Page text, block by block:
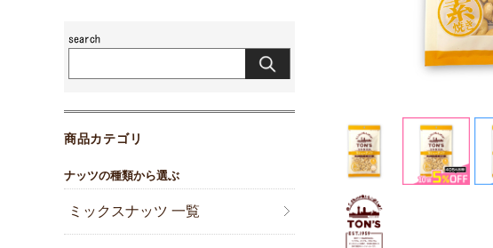
商品カテゴリ
ナッツの種類から選ぶ
ミックスナッツ 一覧